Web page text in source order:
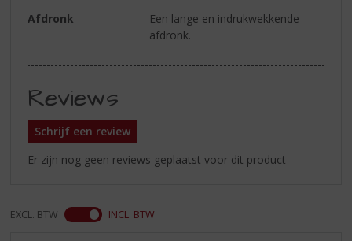
Afdronk
Een lange en indrukwekkende
afdronk.
Reviews
Schrijf een review
Er zijn nog geen reviews geplaatst voor dit product
EXCL. BTW INCL. BTW